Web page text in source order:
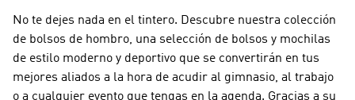
No te dejes nada en el tintero. Descubre nuestra colección
de bolsos de hombro, una selección de bolsos y mochilas
de estilo moderno y deportivo que se convertirán en tus
mejores aliados a la hora de acudir al gimnasio, al trabajo
o a cualquier evento que tengas en la agenda. Gracias a su